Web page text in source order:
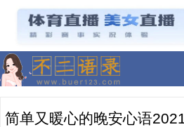
简单又暖心的晚安心语2021